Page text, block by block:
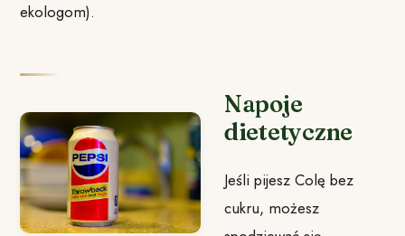
ekologom).
Napoje
dietetyczne
Jeśli pijesz Colę bez
cukru, możesz